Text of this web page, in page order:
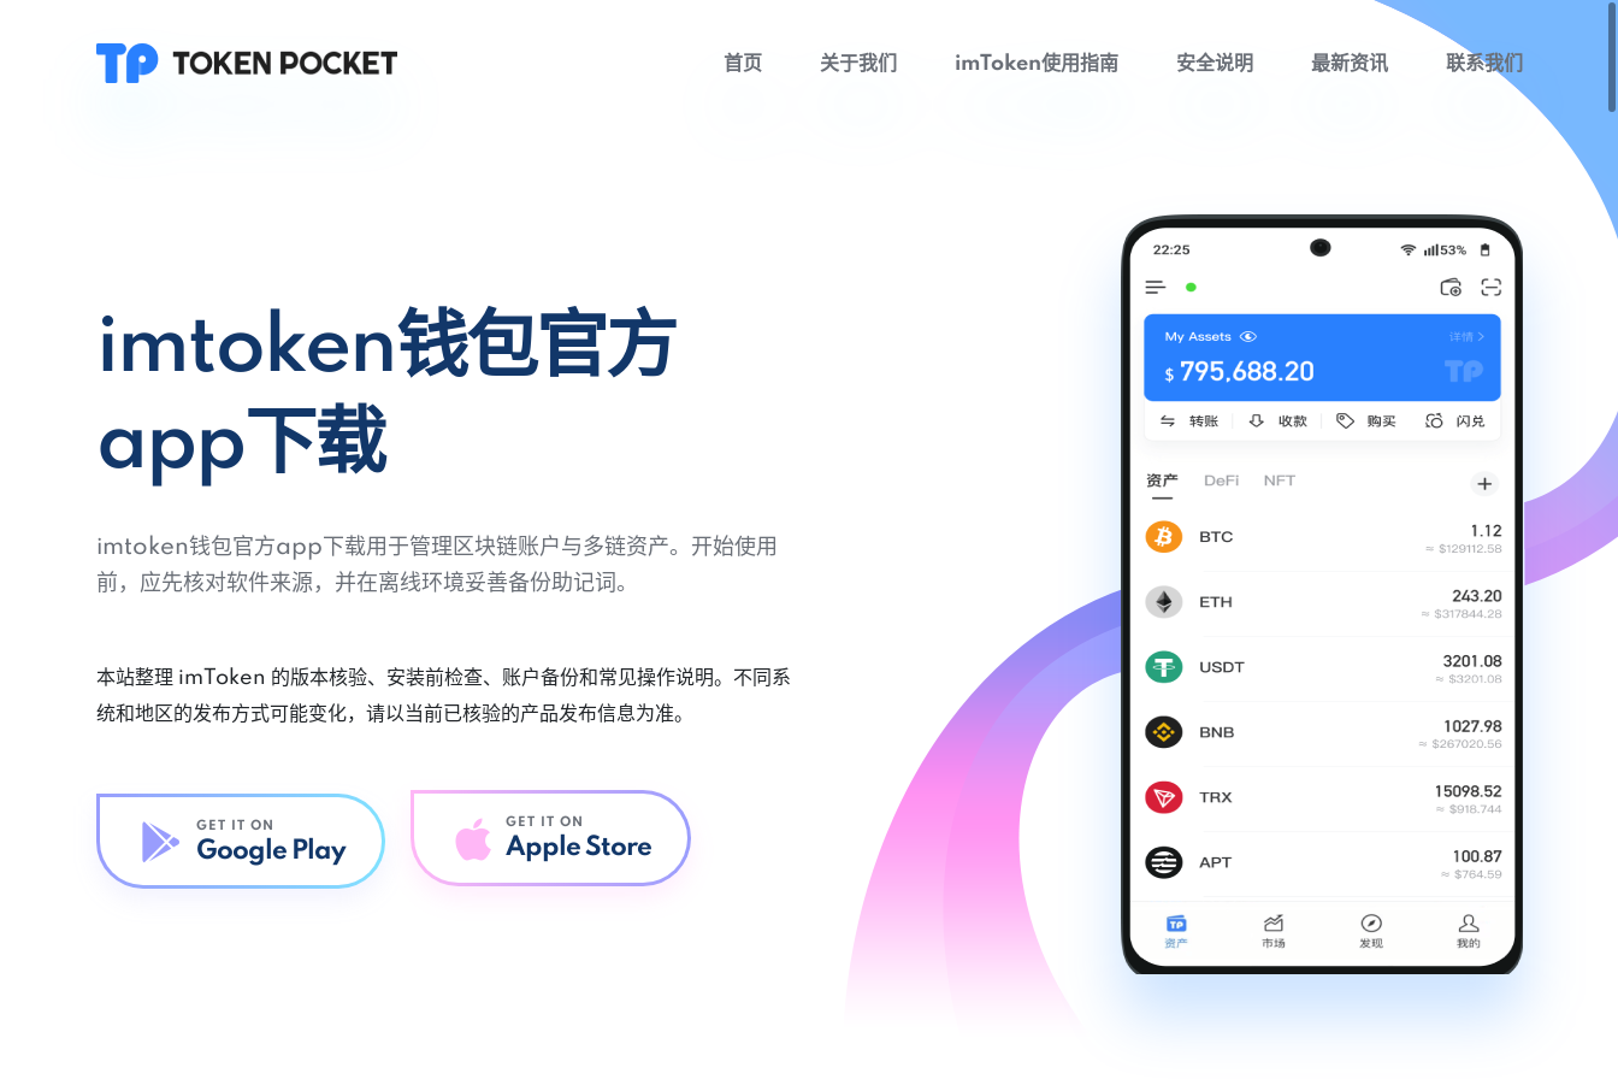
首页 关于我们 imToken使用指南 安全说明 最新资讯 联系我们
imtoken钱包官方
app下载
imtoken钱包官方app下载用于管理区块链账户与多链资产。开始使用
前，应先核对软件来源，并在离线环境妥善备份助记词。
本站整理 imToken 的版本核验、安装前检查、账户备份和常见操作说明。不同系
统和地区的发布方式可能变化，请以当前已核验的产品发布信息为准。
GET IT ON
Google Play
GET IT ON
Apple Store